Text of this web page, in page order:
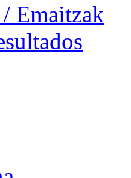
Emaitzak